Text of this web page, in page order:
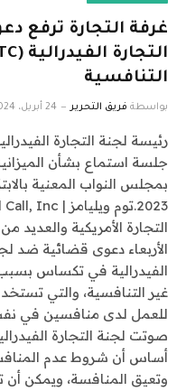
غرفة التجارة ترفع
التنافسية
بواسطة فريق التحرير 24 أبريل، 2024
رئيسة لجنة التجارة
جلسة استماع بشأن
التجارة الأمريكية والعديد
الأربعاء دعوى قضائية ضد
الفيدرالية في تكساس
غير التنافسية، والتي
للعمل لدى منافسين في نفس
صوتت لجنة التجارة
أساس أن شروط عدم
وتعيق المنافسة، ويمكن أن